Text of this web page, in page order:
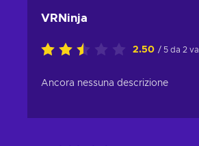
VRNinja
2.50 / 5 da 2
Ancora nessuna descrizione